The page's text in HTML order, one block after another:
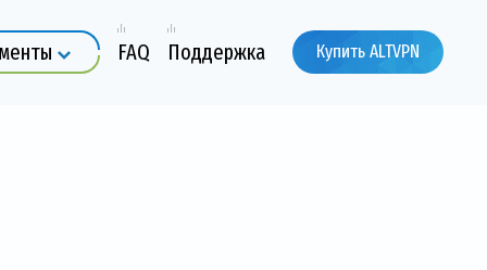
FAQ Поддержка Купить ALTVPN